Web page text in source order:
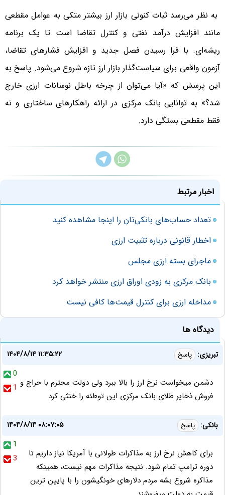
به نظر می‌رسد ثبات کنونی بازار ارز بیشتر متکی به عوامل مقطعی
مانند افزایش درآمد نفتی و کنترل تقاضا است تا یک برنامه
ریشه‌ای. با فرا رسیدن فصل جدید و افزایش فشارهای تقاضا،
آزمون واقعی برای سیاست‌گذار بازار ارز تازه شروع می‌شود. پاسخ به
این پرسش که «آیا می‌توان از چرخه باطل نوسانات ارزی خارج
شد؟» به توانایی بانک مرکزی در ارائه راهکارهای ساختاری و نه
فقط مقطعی بستگی دارد.
اخبار مرتبط
تعداد حساب‌های بانکی‌تان را اینجا مشاهده کنید
اخطار قانونی درباره تثبیت ارزی
ماجرای بسته ارزی مجلس
بانک مرکزی به زودی اوراق ارزی منتشر خواهد کرد
مداخله ارزی برای کنترل قیمت‌ها کافی نیست
دیدگاه ها
تبریزی: پاسخ
۱۴۰۴/۸/۱۴ ۱۱:۳۵:۲۲
0
1 دشمن میخواست نرخ ارز را بالا ببرد ولی دولت محترم با حراج و
فروش ذخایر طلای بانک مرکزی این توطئه را خنثی کرد
بانکی: پاسخ
۱۴۰۴/۸/۱۴ ۰۸:۰۷:۰۵
1
3
برای کاهش نرخ ارز به مذاکرات طولانی با آمریکا نیاز داریم تا
دوره ترامپ تمام شود. نتیجه مذاکرات مهم نیست، همینکه
مذاکره شروع بشه مردم دلارهای خونگیشون را با پایین ترین